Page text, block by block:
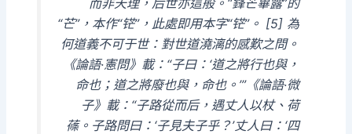
“芒”，本作“铓”，此處即用本字“铓”。 [5] 為
何道義不可于世：對世道澆漓的感歎之問。
《論語·憲問》載：“子曰：‘道之將行也與，
命也；道之將廢也與，命也。’”《論語·微
子》載：“子路從而后，遇丈人以杖、荷
蓧。子路問曰：‘子見夫子乎？’丈人曰：‘四